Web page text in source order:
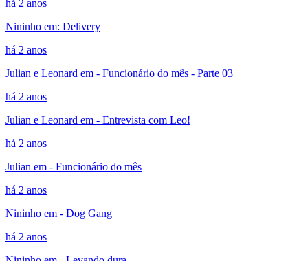
há 2 anos
Nininho em: Delivery
há 2 anos
Julian e Leonard em - Funcionário do mês - Parte 03
há 2 anos
Julian e Leonard em - Entrevista com Leo!
há 2 anos
Julian em - Funcionário do mês
há 2 anos
Nininho em - Dog Gang
há 2 anos